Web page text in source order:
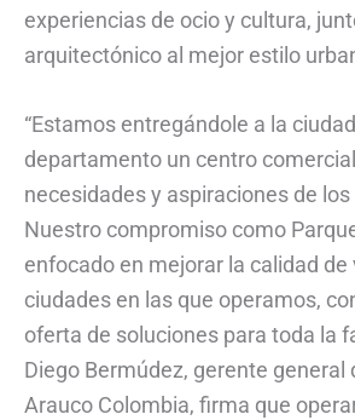
experiencias de ocio y cultura,
arquitectónico al mejor estilo
“Estamos entregándole a la ciudad
departamento un centro
necesidades y aspiraciones de
Nuestro compromiso como
enfocado en mejorar la calidad de
ciudades en las que operamos,
oferta de soluciones para toda la
Diego Bermúdez, gerente general
Arauco Colombia, firma que